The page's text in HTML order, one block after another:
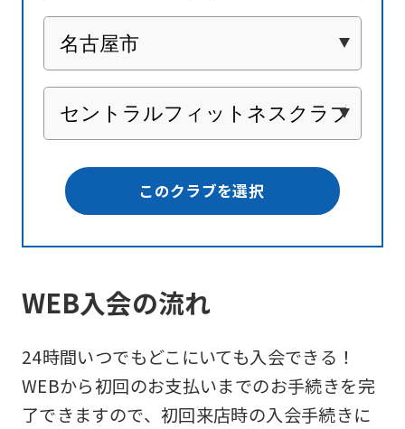
このクラブを選択
WEB入会の流れ
24時間いつでもどこにいても入会できる！
WEBから初回のお支払いまでのお手続きを完
了できますので、初回来店時の入会手続きに